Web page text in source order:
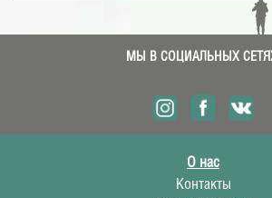
МЫ В СОЦИАЛЬНЫХ
О нас
Контакты